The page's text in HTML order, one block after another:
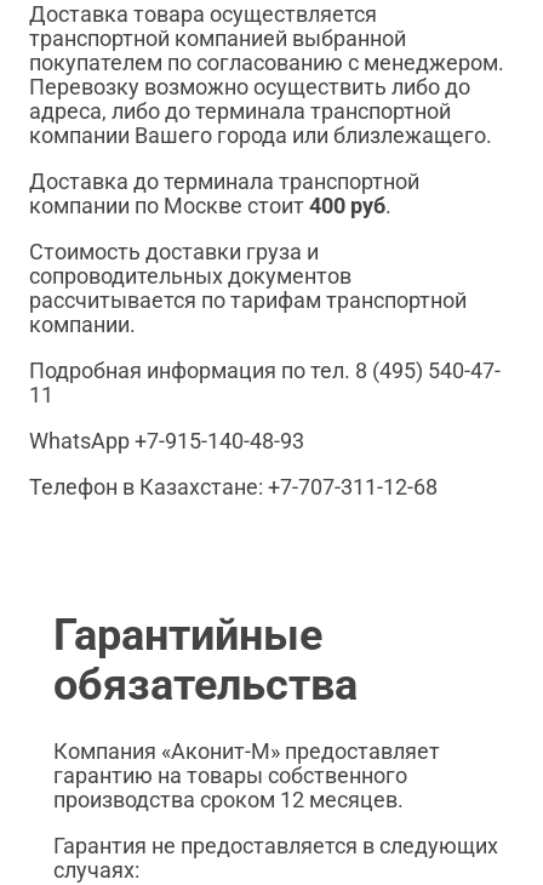
Доставка товара осуществляется
транспортной компанией выбранной
покупателем по согласованию с менеджером.
Перевозку возможно осуществить либо до
адреса, либо до терминала транспортной
компании Вашего города или близлежащего.
Доставка до терминала транспортной
компании по Москве стоит400 руб.
Стоимость доставки груза и
сопроводительных документов
рассчитывается по тарифам транспортной
компании.
Подробная информация по тел. 8 (495) 540-47-
11
WhatsApp +7-915-140-48-93
Телефон в Казахстане: +7-707-311-12-68
Гарантийные
обязательства
Компания «Аконит-М» предоставляет
гарантию на товары собственного
производства сроком 12 месяцев.
Гарантия не предоставляется в следующих
случаях: